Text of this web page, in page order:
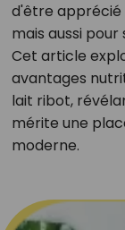
d'être apprécié
mais aussi
Cet article
avantages
lait ribot,
mérite une
moderne.